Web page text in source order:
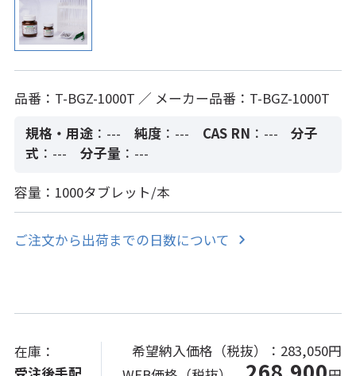
品番：T-BGZ-1000T ／ メーカー品番：T-BGZ-1000T
規格・用途 ：--- 純度：--- CAS RN ：---
分子
式 ：--- 分子量 ：---
容量：1000タブレット/本
ご注文から出荷までの日数について
在庫：
希望納入価格（税抜）： 283,050円